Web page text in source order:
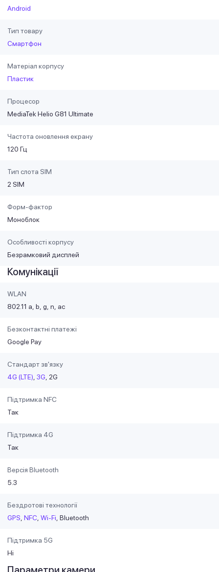
Android
Тип товару
Смартфон
Матеріал корпусу
Пластик
Процесор
MediaTek Helio G81 Ultimate
Частота оновлення екрану
120 Гц
Тип слота SIM
2 SIM
Форм-фактор
Моноблок
Особливості корпусу
Безрамковий дисплей
Комунікації
WLAN
802.11 a b g n ac
Безконтактні платежі
Google Pay
Стандарт зв'язку
4G (LTE) 3G 2G
Підтримка NFC
Так
Підтримка 4G
Так
Версія Bluetooth
5.3
Бездротові технології
GPS NFC Wi-Fi Bluetooth
Підтримка 5G
Ні